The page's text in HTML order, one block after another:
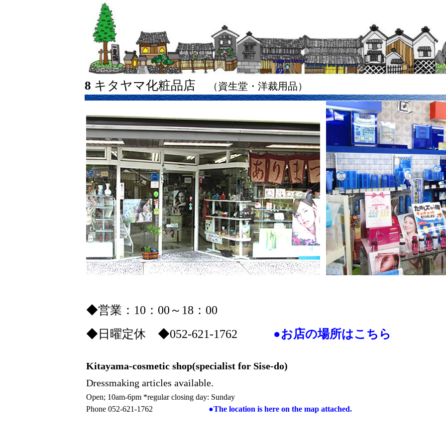
8 キタヤマ化粧品店 （資生堂・洋裁
◆営業：10：00～18：00
◆日曜定休 ◆052-621-1762 ●お店の場所はこちら
Kitayama-cosmetic shop(specialist for Sise-do)
Dressmaking articles available.
Open; 10am-6pm *regular closing day: Sunday
Phone 052-621-1762 ●The location is here on the map attached.